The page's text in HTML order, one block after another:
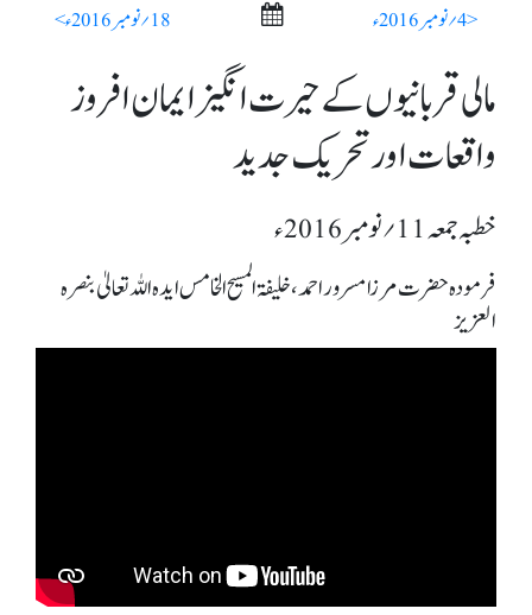
< 4؍ نومبر 2016ء 18؍ نومبر 2016ء >
مالی قربانیوں کے حیرت انگیز ایمان افروز
واقعات اور تحریک جدید
خطبہ جمعہ 11؍ نومبر 2016ء
فرمودہ حضرت مرزا مسرور احمد، خلیفۃ المسیح الخامس ایدہ اللہ تعالیٰ بنصرہ
العزیز